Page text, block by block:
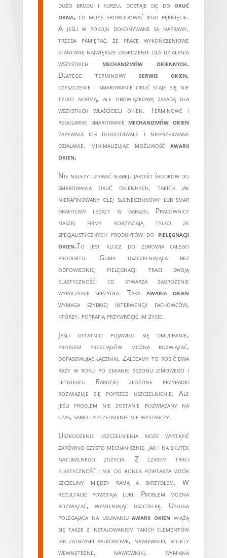
dużo brudu i kurzu, dostaje się dookuć
okna, co może spowodować jego pęknięcie.
A jeśli w pokoju dokonywane są naprawy,
trzeba pamiętać, że prace wykończeniowe
stanowią największe zagrożenie dla działania
wszystkich mechanizmów okiennych.
Dlatego terminowyserwis okien,
czyszczenie i smarowanie okuć staje się nie
tylko normą, ale obowiązkową zasadą dla
wszystkich właścicieli okien. Terminowe i
regularne smarowanie mechanizmów okien
zapewnia ich długotrwałe i nieprzerwane
działanie, minimalizując możliwośćawarii
okien.
Nie należy używać słabej, jakości środków do
smarowania okuć okiennych, takich jak
nierafinowany olej słonecznikowy lub smar
grafitowy leżący w garażu. Pracownicy
naszej firmy korzystają tylko ze
specjalistycznych produktów do pielęgnacji
okien.To jest klucz do zdrowia całego
produktu. Guma uszczelniająca bez
odpowiedniej pielęgnacji traci swoją
elastyczność, co stwarza zagrożenie
wypaczenie skrzydła. Taka awaria okien
wymaga szybkiej interwencji fachowców,
którzy, potrafią przywrócić im życie.
Jeśli ostatnio pojawiło się dmuchanie,
problem przeciągów można rozwiązać,
dopasowując łączniki. Zalecamy to robić dwa
razy w roku po zmianie sezonu zimowego i
letniego. Bardziej złożone przypadki
rozwiązuje się poprzez uszczelnienie. Ale
jeśli problem nie zostanie rozwiązany na
czas, samo uszczelnienie nie wystarczy.
Uszkodzenie uszczelnienia może wystąpić
zarówno czysto mechanicznie, jak i na skutek
naturalnego zużycia. Z czasem traci
elastyczność i nie do końca powtarza wzór
szczeliny między ramą a skrzydłem. W
rezultacie powstają luki. Problem można
rozwiązać, wymieniając uszczelkę. Usługa
polegająca na usuwaniuawarii okien wiążą
się także z instalowaniem takich elementów
jak zatrzaski balkonowe, nawiewniki, rolety
wewnętrzne, nawiewniki, wymiana